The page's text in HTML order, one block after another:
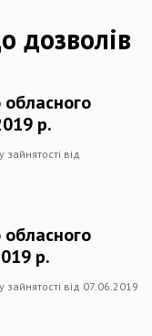
дозволів
обласного
р.
від
обласного
р.
від 07.06.2019